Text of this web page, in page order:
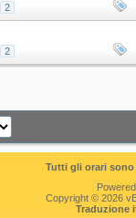
2
2
Tutti gli orari
Copyright © 2026
Traduzione